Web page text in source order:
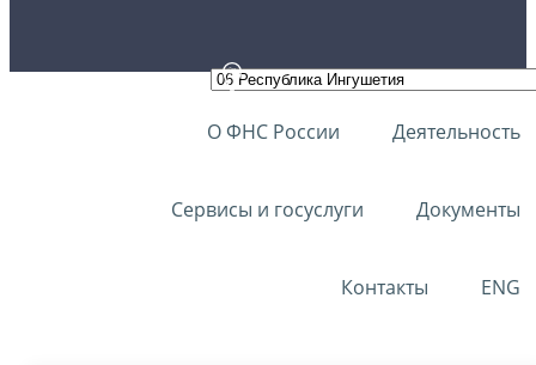
О ФНС России Деятельность
Сервисы и госуслуги Документы
Контакты ENG